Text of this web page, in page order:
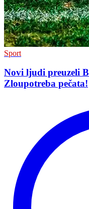
Sport
Novi ljudi preuzeli
Zloupotreba pečata!